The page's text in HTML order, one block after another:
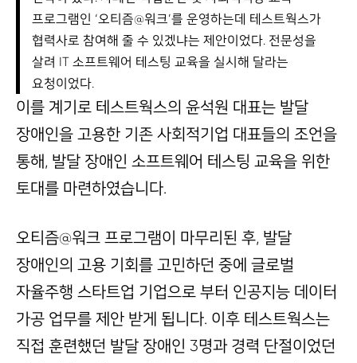
프로그램인 ‘오티즘@워크’를 운영하는데 테스트웍스가
협력사로 참여해 줄 수 있겠냐는 제안이었다. 전문성을
살려 IT 소프트웨어 테스팅 교육을 실시해 달라는
요청이었다.
이를 계기로 테스트웍스의 윤석원 대표는 발달
장애인을 고용한 기존 사회적기업 대표들의 조언을
통해, 발달 장애인 소프트웨어 테스팅 교육을 위한
토대를 마련하였습니다.
오티즘@워크 프로그램이 마무리된 후, 발달
장애인의 고용 기회를 고민하던 중에 글로벌
자율주행 스타트업 기업으로 부터 인공지능 데이터
가공 업무를 제안 받게 됩니다. 이후 테스트웍스는
직접 훈련했던 발달 장애인 3명과 경력 단절이었던